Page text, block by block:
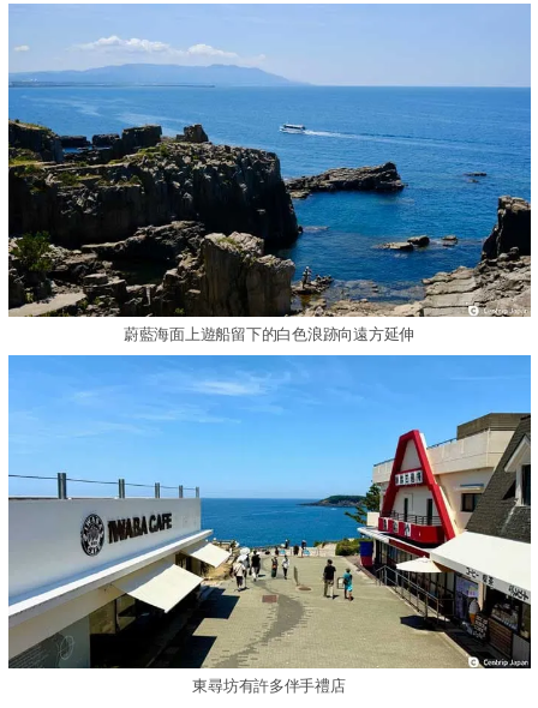
蔚藍海面上遊船留下的白色浪跡向遠方延伸
東尋坊有許多伴手禮店